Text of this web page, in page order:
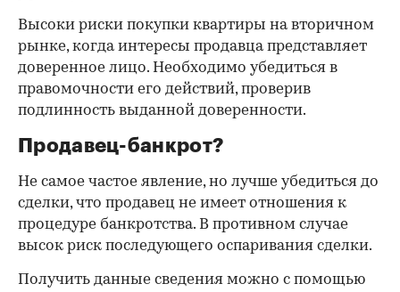
Высоки риски покупки квартиры на вторичном
рынке, когда интересы продавца представляет
доверенное лицо. Необходимо убедиться в
правомочности его действий, проверив
подлинность выданной доверенности.
Продавец-банкрот?
Не самое частое явление, но лучше убедиться до
сделки, что продавец не имеет отношения к
процедуре банкротства. В противном случае
высок риск последующего оспаривания сделки.
Получить данные сведения можно с помощью